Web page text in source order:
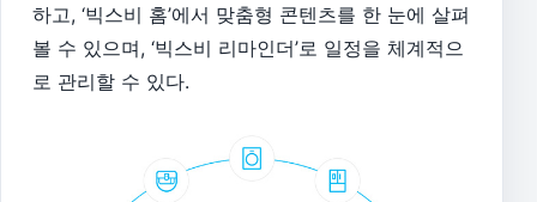
하고, ‘빅스비 홈’에서 맞춤형 콘텐츠를 한 눈에 살펴
볼 수 있으며, ‘빅스비 리마인더’로 일정을 체계적으
로 관리할 수 있다.